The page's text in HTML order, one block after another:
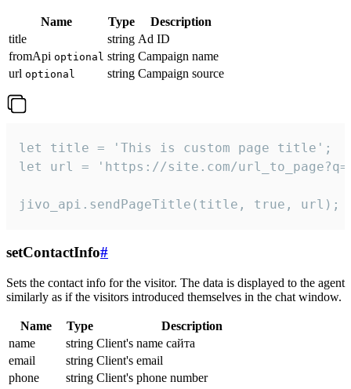
Name Type
Description
title
string Ad ID
fromApi optional string Campaign name
url optional string Campaign source
let title = 'This is custom page title';
let url = 'https://site.com/
jivo_api.sendPageTitle(title, true, url);
setContactInfo#
Sets the contact info for the visitor. The data is displayed to the agent
similarly as if the visitors introduced themselves in the chat window.
Name Type
Description
name
string Client's name сайта
email
string Client's email
phone
string Client's phone number